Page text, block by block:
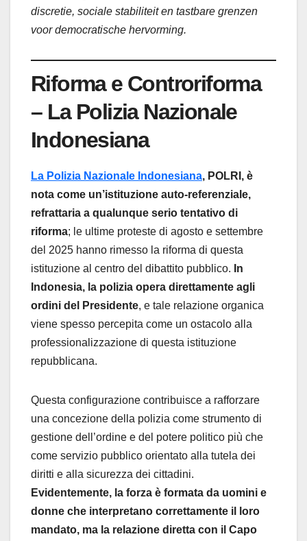
discretie, sociale stabiliteit en tastbare grenzen
voor democratische hervorming.
Riforma e Controriforma
– La Polizia Nazionale
Indonesiana
La Polizia Nazionale Indonesiana, POLRI, è
nota come un’istituzione auto-referenziale,
refrattaria a qualunque serio tentativo di
riforma; le ultime proteste di agosto e settembre
del 2025 hanno rimesso la riforma di questa
istituzione al centro del dibattito pubblico. In
Indonesia, la polizia opera direttamente agli
ordini del Presidente, e tale relazione organica
viene spesso percepita come un ostacolo alla
professionalizzazione di questa istituzione
repubblicana.
Questa configurazione contribuisce a rafforzare
una concezione della polizia come strumento di
gestione dell’ordine e del potere politico più che
come servizio pubblico orientato alla tutela dei
diritti e alla sicurezza dei cittadini.
Evidentemente, la forza è formata da uomini e
donne che interpretano correttamente il loro
mandato, ma la relazione diretta con il Capo